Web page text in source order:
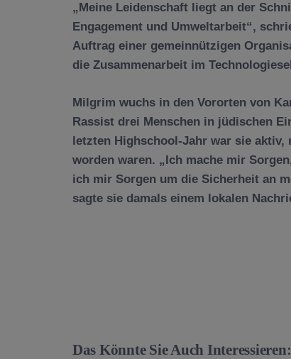
„Meine Leidenschaft liegt an der
Engagement und Umweltarbeit“,
Auftrag einer gemeinnützigen
die Zusammenarbeit im
Milgrim wuchs in den Vororten von
Rassist drei Menschen in jüdischen
letzten Highschool-Jahr war sie aktiv,
worden waren. „Ich mache mir
ich mir Sorgen um die Sicherheit an
sagte sie damals einem lokalen
Das Könnte Sie Auch Interessieren: